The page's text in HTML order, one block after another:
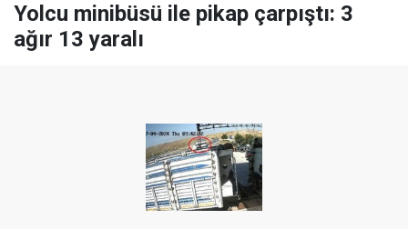
Yolcu minibüsü ile pikap çarpıştı: 3
ağır 13 yaralı